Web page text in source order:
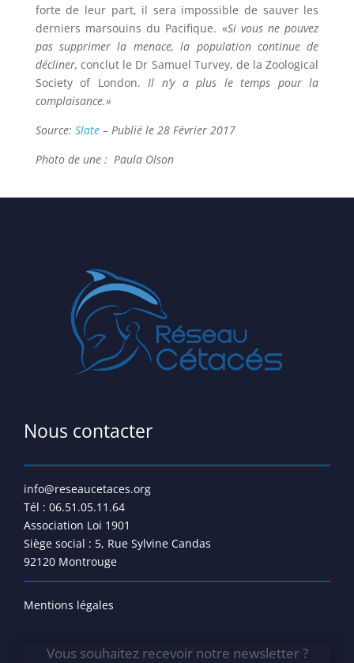
forte de leur part, il sera impossible de sauver les
derniers marsouins du Pacifique. «Si vous ne pouvez
pas supprimer la menace, la population continue de
décliner, conclut le Dr Samuel Turvey, de la Zoological
Society of London.Il n’y a plus le temps pour la
complaisance.»
Source: Slate– Publié le 28 Février 2017
Photo de une : Paula Olson
Nous contacter
info@reseaucetaces.org
Tél : 06.51.05.11.64
Association Loi 1901
Siège social : 5, Rue Sylvine Candas
92120 Montrouge
Mentions légales
Vous souhaitez recevoir notre newsletter ?